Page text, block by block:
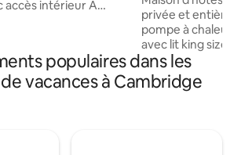
intérieur À
chauffantes BBQ
connectée À
sur un terrain plat
privée et
pompe à chaleur.
avec lit king size
attenante.
stockage
Internet rapide
populaires dans les
vacances à Cambridge